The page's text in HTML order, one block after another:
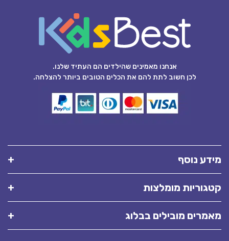
אנחנו מאמינים שהילדים הם העתיד שלנו.
לכן חשוב לתת להם את הכלים הטובים ביותר להצלחה.
מידע נוסף
קטגוריות מומלצות
מאמרים מובילים בבלוג